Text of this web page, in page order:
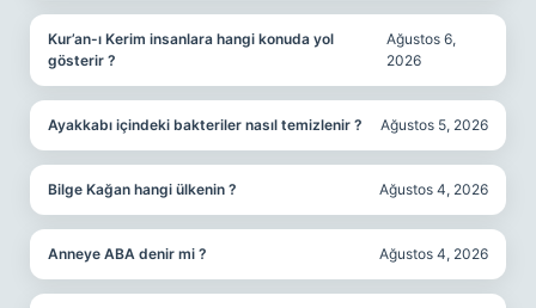
Kur’an-ı Kerim insanlara hangi konuda yol
gösterir ?
Ağustos 6,
2026
Ayakkabı içindeki bakteriler nasıl temizlenir ? Ağustos 5, 2026
Bilge Kağan hangi ülkenin ? Ağustos 4, 2026
Anneye ABA denir mi ? Ağustos 4, 2026